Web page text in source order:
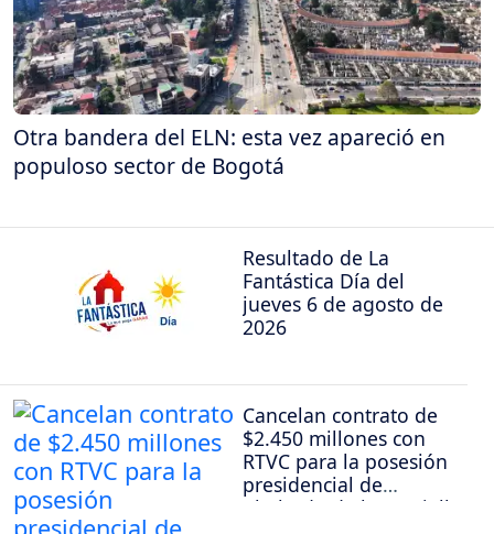
Otra bandera del ELN: esta vez apareció en
populoso sector de Bogotá
Resultado de La
Fantástica Día del
jueves 6 de agosto de
2026
Cancelan contrato de
$2.450 millones con
RTVC para la posesión
presidencial de
Abelardo de la Espriella